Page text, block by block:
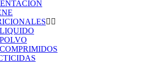
LIQUIDO
POLVO
COMPRIMIDOS